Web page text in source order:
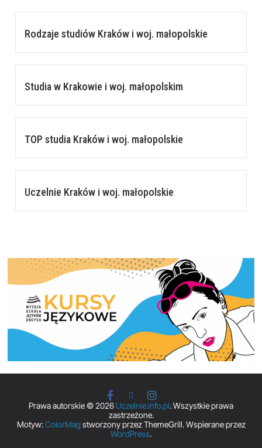
Rodzaje studiów Kraków i woj. małopolskie
Studia w Krakowie i woj. małopolskim
TOP studia Kraków i woj. małopolskie
Uczelnie Kraków i woj. małopolskie
Prawa autorskie © 2026 Uczelnie.info.pl. Wszystkie prawa
zastrzeżone.
Motyw:ColorMag stworzony przez ThemeGrill. Wspierane przez
WordPress.